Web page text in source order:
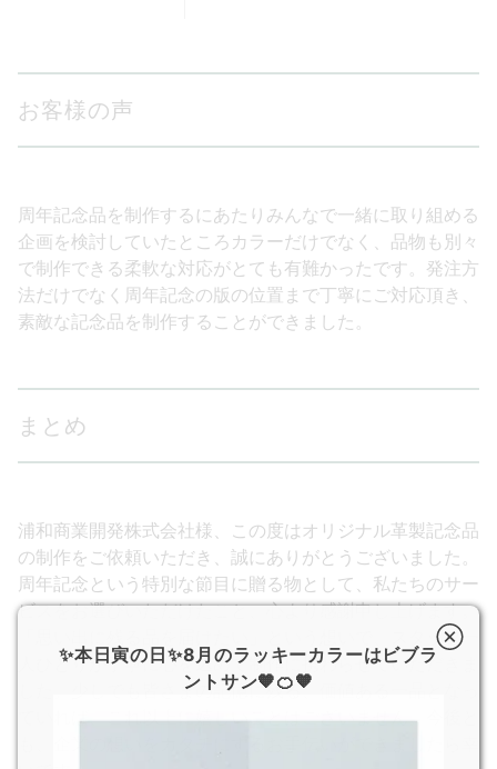
お客様の声
周年記念品を制作するにあたりみんなで一緒に取り組める
企画を検討していたところカラーだけでなく、品物も別々
で制作できる柔軟な対応がとても有難かったです。発注方
法だけでなく周年記念の版の位置まで丁寧にご対応頂き、
素敵な記念品を制作することができました。
まとめ
浦和商業開発株式会社様、この度はオリジナル革製記念品
の制作をご依頼いただき、誠にありがとうございました。
周年記念という特別な節目に贈る物として、私たちのサー
ビスをお選びいただけたこと、心より感謝申し上げます。
「思い出に残る品を届けたい」という想いで、スタッフ一
人ひとりが丁寧に心を込めて制作に携わらせていただきま
した。少しでも皆さまの記憶に残る、価値ある一品となっ
ていれば、これ以上に嬉しいことはございません。今後と
✨本日寅の日✨8月のラッキーカラーはビブラ
ントサン🧡🍊🧡